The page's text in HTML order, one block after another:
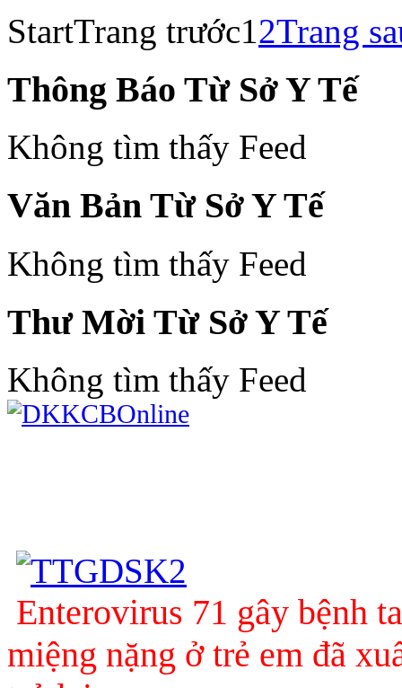
StartTrang trước12Trang
Thông Báo Từ Sở Y Tế
Không tìm thấy Feed
Văn Bản Từ Sở Y Tế
Không tìm thấy Feed
Thư Mời Từ Sở Y Tế
Không tìm thấy Feed
Enterovirus 71 gây bệnh
miệng nặng ở trẻ em đã